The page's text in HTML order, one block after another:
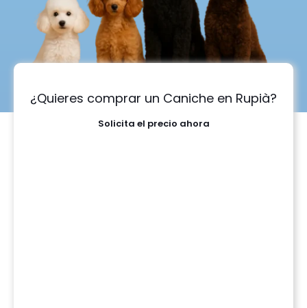
¿Quieres comprar un Caniche en Rupià?
Solicita el precio ahora